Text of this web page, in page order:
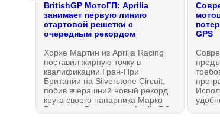
BritishGP МотоГП: Aprilia
занимает первую линию
стартовой решетки с
очередным рекордом
Хорхе Мартин из Aprilia Racing
поставил жирную точку в
квалификации Гран-При
Британии на Silverstone Circuit,
побив вчерашний новый рекорд
круга своего напарника Марко
Беццекки. В итоге, три Aprilia RS-
GPS
—